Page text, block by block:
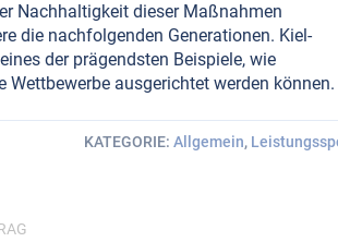
Nachhaltigkeit dieser Maßnahmen
die nachfolgenden Generationen. Kiel-
der prägendsten Beispiele, wie
ausgerichtet werden können.
KATEGORIE Allgemein,